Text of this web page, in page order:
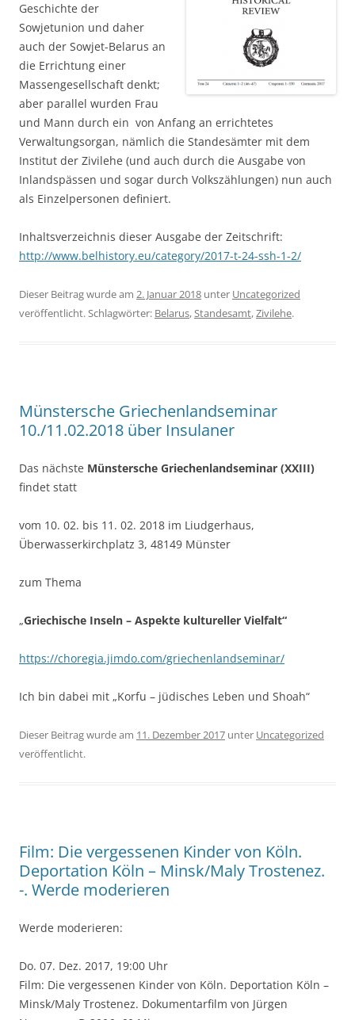
Geschichte der
Sowjetunion und daher
auch der Sowjet-Belarus an
die Errichtung einer
Massengesellschaft denkt;
aber parallel wurden Frau
und Mann durch ein von Anfang an errichtetes
Verwaltungsorgan, nämlich die Standesämter mit dem
Institut der Zivilehe (und auch durch die Ausgabe von
Inlandspässen und sogar durch Volkszählungen) nun auch
als Einzelpersonen definiert.
Inhaltsverzeichnis dieser Ausgabe der Zeitschrift:
http://www.belhistory.eu/category/2017-t-24-ssh-1-2/
Dieser Beitrag wurde am 2. Januar 2018 unter Uncategorized
veröffentlicht. Schlagwörter: Belarus,Standesamt,Zivilehe.
Münstersche Griechenlandseminar
10./11.02.2018 über Insulaner
Das nächste Münstersche Griechenlandseminar (XXIII)
findet statt
vom 10. 02. bis 11. 02. 2018 im Liudgerhaus,
Überwasserkirchplatz 3, 48149 Münster
zum Thema
„Griechische Inseln – Aspekte kultureller Vielfalt“
https://choregia.jimdo.com/griechenlandseminar/
Ich bin dabei mit „Korfu – jüdisches Leben und Shoah“
Dieser Beitrag wurde am 11. Dezember 2017 unter Uncategorized
veröffentlicht.
Film: Die vergessenen Kinder von Köln.
Deportation Köln – Minsk/Maly Trostenez.
-. Werde moderieren
Werde moderieren:
Do. 07. Dez. 2017, 19:00 Uhr
Film: Die vergessenen Kinder von Köln. Deportation Köln –
Minsk/Maly Trostenez. Dokumentarfilm von Jürgen